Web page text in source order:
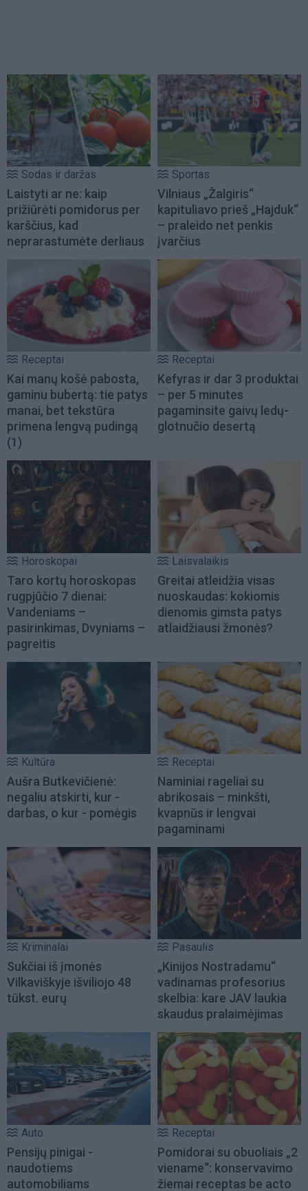
Sodas ir daržas
Laistyti ar ne: kaip
prižiūrėti pomidorus per
karščius, kad
neprarastumėte derliaus
Sportas
Vilniaus „Žalgiris“
kapituliavo prieš „Hajduk“
– praleido net penkis
įvarčius
Receptai
Kai manų košė pabosta,
gaminu bubertą: tie patys
manai, bet tekstūra
primena lengvą pudingą
(1)
Receptai
Kefyras ir dar 3 produktai
– per 5 minutes
pagaminsite gaivų ledų-
glotnučio desertą
Horoskopai
Taro kortų horoskopas
rugpjūčio 7 dienai:
Vandeniams –
pasirinkimas, Dvyniams –
pagreitis
Laisvalaikis
Greitai atleidžia visas
nuoskaudas: kokiomis
dienomis gimsta patys
atlaidžiausi žmonės?
Kultūra
Aušra Butkevičienė:
negaliu atskirti, kur -
darbas, o kur - pomėgis
Receptai
Naminiai rageliai su
abrikosais – minkšti,
kvapnūs ir lengvai
pagaminami
Kriminalai
Sukčiai iš įmonės
Vilkaviškyje išviliojo 48
tūkst. eurų
Pasaulis
„Kinijos Nostradamu“
vadinamas profesorius
skelbia: kare JAV laukia
skaudus pralaimėjimas
Auto
Pensijų pinigai -
naudotiems
automobiliams
Receptai
Pomidorai su obuoliais „2
viename“: konservavimo
žiemai receptas be acto